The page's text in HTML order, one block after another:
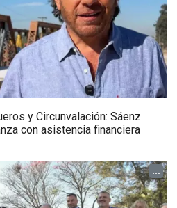
y Circunvalación: Sáenz
con asistencia financiera
...